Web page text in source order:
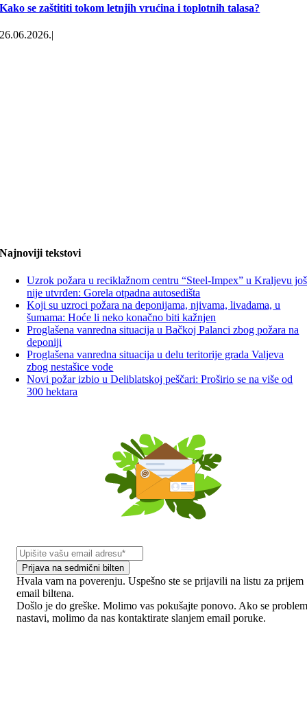
Kako se zaštititi tokom letnjih vrućina i toplotnih talasa?
26.06.2026.|
Najnoviji tekstovi
Uzrok požara u reciklažnom centru “Steel-Impex” u Kraljevu još
nije utvrđen: Gorela otpadna autosedišta
Koji su uzroci požara na deponijama, njivama, livadama, u
šumama: Hoće li neko konačno biti kažnjen
Proglašena vanredna situacija u Bačkoj Palanci zbog požara na
deponiji
Proglašena vanredna situacija u delu teritorije grada Valjeva
zbog nestašice vode
Novi požar izbio u Deliblatskoj peščari: Proširio se na više od
300 hektara
Prijava na sedmični bilten
Hvala vam na poverenju. Uspešno ste se prijavili na listu za prijem
email biltena.
Došlo je do greške. Molimo vas pokušajte ponovo. Ako se
nastavi, molimo da nas kontaktirate slanjem email poruke.